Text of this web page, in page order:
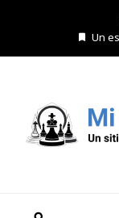
Un